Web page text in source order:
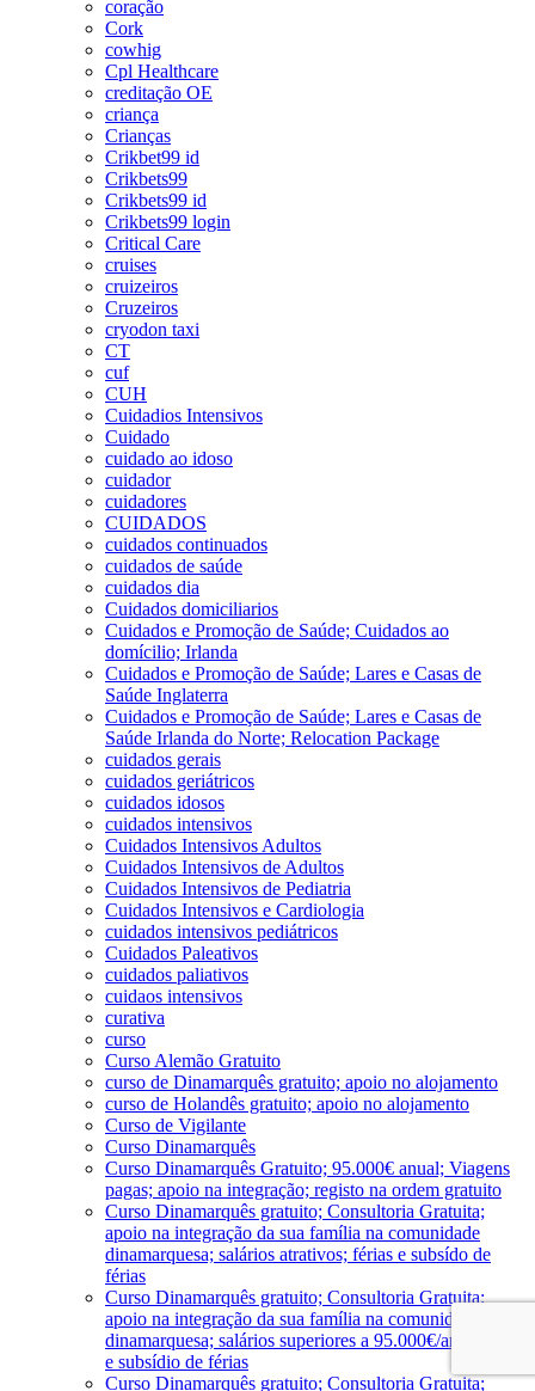
coração
Cork
cowhig
Cpl Healthcare
creditação OE
criança
Crianças
Crikbet99 id
Crikbets99
Crikbets99 id
Crikbets99 login
Critical Care
cruises
cruizeiros
Cruzeiros
cryodon taxi
CT
cuf
CUH
Cuidadios Intensivos
Cuidado
cuidado ao idoso
cuidador
cuidadores
CUIDADOS
cuidados continuados
cuidados de saúde
cuidados dia
Cuidados domiciliarios
Cuidados e Promoção de Saúde; Cuidados ao
domícilio; Irlanda
Cuidados e Promoção de Saúde; Lares e Casas de
Saúde Inglaterra
Cuidados e Promoção de Saúde; Lares e Casas de
Saúde Irlanda do Norte; Relocation Package
cuidados gerais
cuidados geriátricos
cuidados idosos
cuidados intensivos
Cuidados Intensivos Adultos
Cuidados Intensivos de Adultos
Cuidados Intensivos de Pediatria
Cuidados Intensivos e Cardiologia
cuidados intensivos pediátricos
Cuidados Paleativos
cuidados paliativos
cuidaos intensivos
curativa
curso
Curso Alemão Gratuito
curso de Dinamarquês gratuito; apoio no alojamento
curso de Holandês gratuito; apoio no alojamento
Curso de Vigilante
Curso Dinamarquês
Curso Dinamarquês Gratuito; 95.000€ anual; Viagens
pagas; apoio na integração; registo na ordem gratuito
Curso Dinamarquês gratuito; Consultoria Gratuita;
apoio na integração da sua família na comunidade
dinamarquesa; salários atrativos; férias e subsído de
férias
Curso Dinamarquês gratuito; Consultoria Gratuita;
apoio na integração da sua família na comunidade
dinamarquesa; salários superiores a 95.000€/ano; férias
e subsídio de férias
Curso Dinamarquês gratuito; Consultoria Gratuita;